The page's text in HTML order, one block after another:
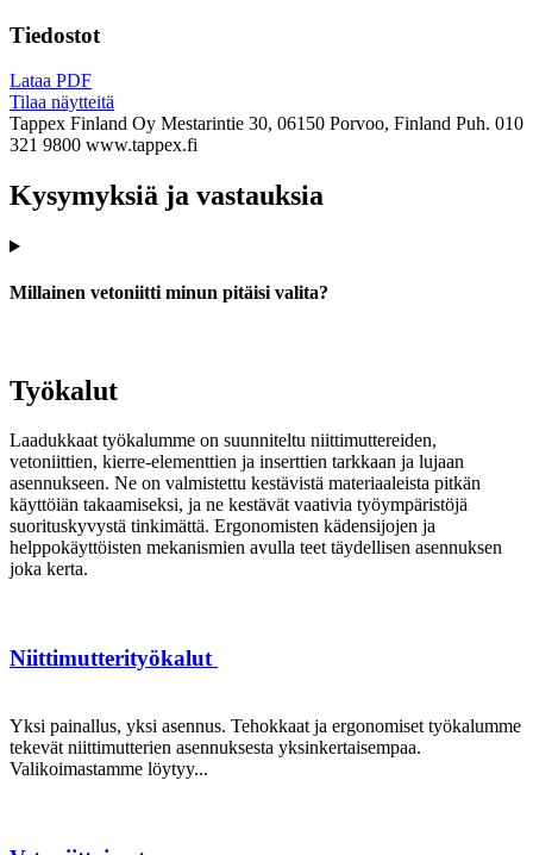
Tiedostot
Lataa PDF
Tilaa näytteitä
Tappex Finland Oy Mestarintie 30, 06150 Porvoo, Finland Puh. 010
321 9800 www.tappex.fi
Kysymyksiä ja vastauksia
Millainen vetoniitti minun pitäisi valita?
Työkalut
Laadukkaat työkalumme on suunniteltu niittimuttereiden,
vetoniittien, kierre-elementtien ja inserttien tarkkaan ja lujaan
asennukseen. Ne on valmistettu kestävistä materiaaleista pitkän
käyttöiän takaamiseksi, ja ne kestävät vaativia työympäristöjä
suorituskyvystä tinkimättä. Ergonomisten kädensijojen ja
helppokäyttöisten mekanismien avulla teet täydellisen asennuksen
joka kerta.
Niittimutterityökalut
Yksi painallus, yksi asennus. Tehokkaat ja ergonomiset työkalumme
tekevät niittimutterien asennuksesta yksinkertaisempaa.
Valikoimastamme löytyy...